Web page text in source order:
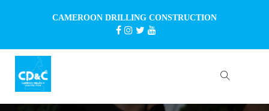
CAMEROON DRILLING CONSTRUCTION